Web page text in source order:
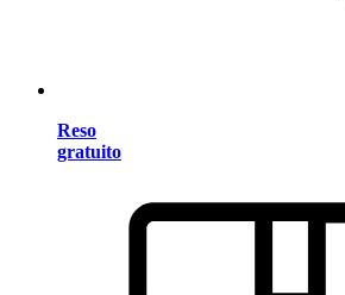
Reso
gratuito